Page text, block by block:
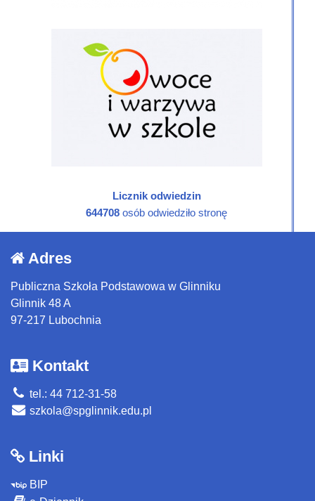
Licznik odwiedzin
644708 osób odwiedziło stronę
Adres
Publiczna Szkoła Podstawowa w Glinniku
Glinnik 48 A
97-217 Lubochnia
Kontakt
tel.: 44 712-31-58
szkola@spglinnik.edu.pl
Linki
BIP